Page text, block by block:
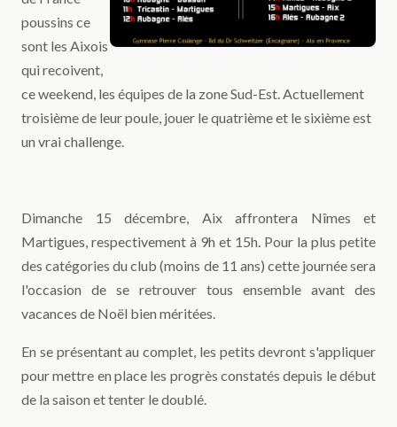
poussins ce
sont les Aixois
qui recoivent,
ce weekend, les équipes de la zone Sud-Est. Actuellement
troisième de leur poule, jouer le quatrième et le sixième est
un vrai challenge.
Dimanche 15 décembre, Aix affrontera Nîmes et
Martigues, respectivement à 9h et 15h. Pour la plus petite
des catégories du club (moins de 11 ans) cette journée sera
l'occasion de se retrouver tous ensemble avant des
vacances de Noël bien méritées.
En se présentant au complet, les petits devront s'appliquer
pour mettre en place les progrès constatés depuis le début
de la saison et tenter le doublé.